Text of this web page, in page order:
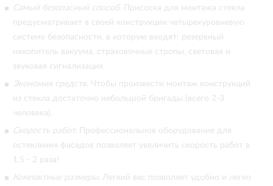
Самый безопасный способ. Присоска для монтажа стекла
предусматривает в своей конструкции четырехуровневую
систему безопасности, в которую входят: резервный
накопитель вакуума, страховочные стропы, световая и
звуковая сигнализация.
Экономия средств. Чтобы произвести монтаж конструкций
из стекла достаточно небольшой бригады (всего 2-3
человека).
Скорость работ. Профессиональное оборудование для
остекления фасадов позволяет увеличить скорость работ в
1,5 - 2 раза!
Компактные размеры. Легкий вес позволяет удобно и легко